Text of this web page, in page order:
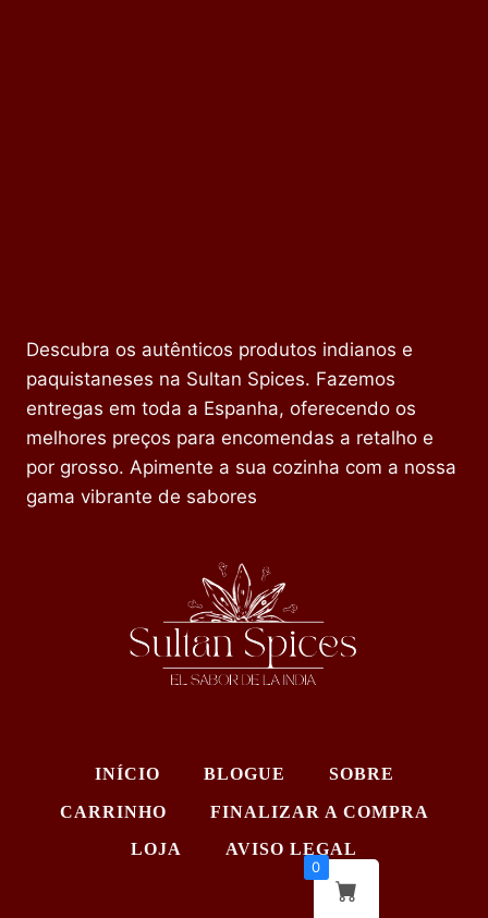
Descubra os autênticos produtos indianos e
paquistaneses na Sultan Spices. Fazemos
entregas em toda a Espanha, oferecendo os
melhores preços para encomendas a retalho e
por grosso. Apimente a sua cozinha com a nossa
gama vibrante de sabores
INÍCIO BLOGUE SOBRE
CARRINHO FINALIZAR A COMPRA
LOJA AVISO LEGAL
0